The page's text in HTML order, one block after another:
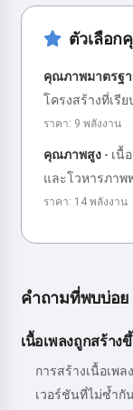
ตัวเลือ
คุณภาพมาตรฐ
โครงสร้างที่เรีย
ราคา: 9 พลังงาน
คุณภาพสูง - เนื้
และโวหารภาพ
ราคา: 14 พลังงาน
คำถามที่พบบ่อย
เนื้อเพลงถูกสร้าง
การสร้างเนื้อเพ
เวอร์ชันที่ไม่ซ้ำกั